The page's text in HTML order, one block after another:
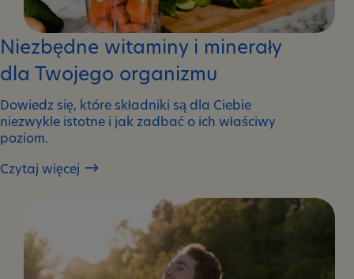
Niezbędne witaminy i minerały
dla Twojego organizmu
Dowiedz się, które składniki są dla Ciebie
niezwykle istotne i jak zadbać o ich właściwy
poziom.
Czytaj więcej
Niezbędne
Twojego
organizmu